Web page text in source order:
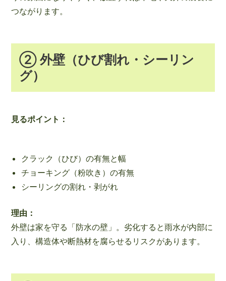
つながります。
② 外壁（ひび割れ・シーリン
グ）
見るポイント：
クラック（ひび）の有無と幅
チョーキング（粉吹き）の有無
シーリングの割れ・剥がれ
理由：
外壁は家を守る「防水の壁」。劣化すると雨水が内部に
入り、構造体や断熱材を腐らせるリスクがあります。